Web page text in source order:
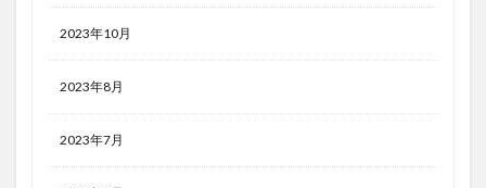
2023年10月
2023年8月
2023年7月